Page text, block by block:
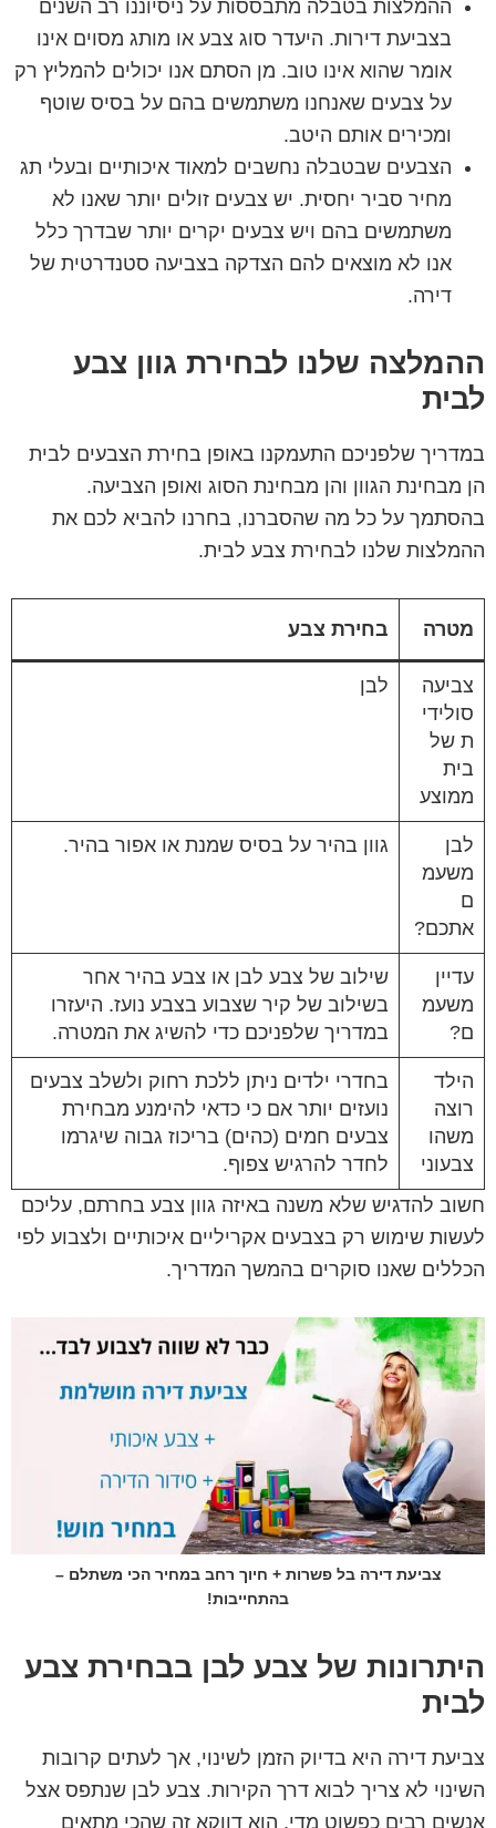
ההמלצות בטבלה מתבססות על ניסיוננו רב השנים
בצביעת דירות. היעדר סוג צבע או מותג מסוים אינו
אומר שהוא אינו טוב. מן הסתם אנו יכולים להמליץ רק
על צבעים שאנחנו משתמשים בהם על בסיס שוטף
ומכירים אותם היטב.
הצבעים שבטבלה נחשבים למאוד איכותיים ובעלי תג
מחיר סביר יחסית. יש צבעים זולים יותר שאנו לא
משתמשים בהם ויש צבעים יקרים יותר שבדרך כלל
אנו לא מוצאים להם הצדקה בצביעה סטנדרטית של
דירה.
ההמלצה שלנו לבחירת גוון צבע
לבית
במדריך שלפניכם התעמקנו באופן בחירת הצבעים לבית
הן מבחינת הגוון והן מבחינת הסוג ואופן הצביעה.
בהסתמך על כל מה שהסברנו, בחרנו להביא לכם את
ההמלצות שלנו לבחירת צבע לבית.
מטרה בחירת צבע
צביעה
סולידי
ת של
בית
ממוצע
לבן
לבן
משעמ
ם
אתכם?
גוון בהיר על בסיס שמנת או אפור בהיר.
עדיין
משעמ
ם?
שילוב של צבע לבן או צבע בהיר אחר
בשילוב של קיר שצבוע בצבע נועז. היעזרו
במדריך שלפניכם כדי להשיג את המטרה.
הילד
רוצה
משהו
צבעוני
בחדרי ילדים ניתן ללכת רחוק ולשלב צבעים
נועזים יותר אם כי כדאי להימנע מבחירת
צבעים חמים (כהים) בריכוז גבוה שיגרמו
לחדר להרגיש צפוף.
חשוב להדגיש שלא משנה באיזה גוון צבע בחרתם, עליכם
לעשות שימוש רק בצבעים אקריליים איכותיים ולצבוע לפי
הכללים שאנו סוקרים בהמשך המדריך.
צביעת דירה בל פשרות + חיוך רחב במחיר הכי משתלם –
בהתחייבות!
היתרונות של צבע לבן בבחירת צבע
לבית
צביעת דירה היא בדיוק הזמן לשינוי, אך לעתים קרובות
השינוי לא צריך לבוא דרך הקירות. צבע לבן שנתפס אצל
אנשים רבים כפשוט מדי, הוא דווקא זה שהכי מתאים